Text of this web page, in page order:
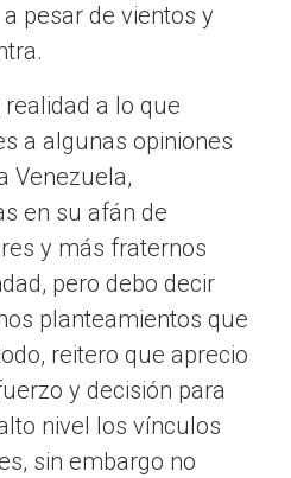
pesar de vientos y
a lo que
a algunas opiniones
Venezuela,
en su afán de
y más fraternos
pero debo decir
planteamientos que
reitero que aprecio
y decisión para
nivel los vínculos
sin embargo no